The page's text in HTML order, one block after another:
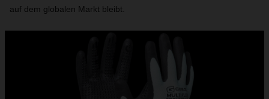
auf dem globalen Markt bleibt.